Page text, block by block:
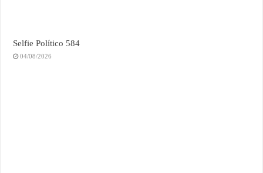
Selfie Político 584
04/08/2026